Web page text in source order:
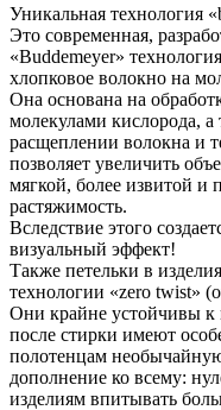
Уникальная технология
Это современная,
«Buddemeyer»
хлопковое волокно на
Она основана на
молекулами кислорода, а
расщеплении волокна и
позволяет увеличить
мягкой, более извитой
растяжимость.
Вследствие этого
визуальный эффект!
Также петельки в
технологии «zero twist»
Они крайне устойчивы к
после стирки имеют
полотенцам
дополнение ко всему:
изделиям впитывать